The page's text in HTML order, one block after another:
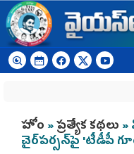
Skip to main content
You are here
హోం »ప్రత్యేక కథలు
చైర్‌పర్సన్‌పై 'టీడీపీ